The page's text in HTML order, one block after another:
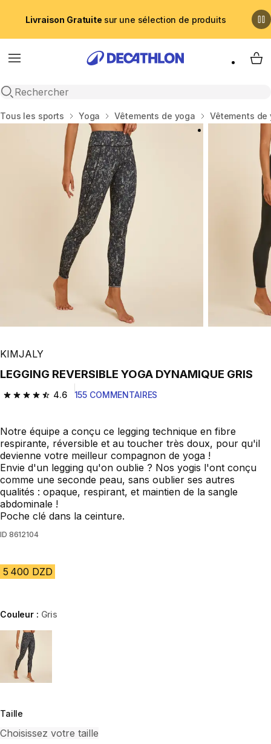
Livraison Gratuite sur une sélection de produits
Menu
Recherche ouverte
My
Accueil
Tous les sports Yoga Vêtements de yoga Vêtements de
KIMJALY
LEGGING REVERSIBLE YOGA DYNAMIQUE GRIS
4.6
4.6 out of 5 stars from 155 reviews
155 COMMENTAIRES
Notre équipe a conçu ce legging technique en fibre
respirante, réversible et au toucher très doux, pour qu'il
devienne votre meilleur compagnon de yoga !
Envie d'un legging qu'on oublie ? Nos yogis l'ont conçu
comme une seconde peau, sans oublier ses autres
qualités : opaque, respirant, et maintien de la sangle
abdominale !
Poche clé dans la ceinture.
ID 8612104
5 400 DZD
Couleur : Gris
Choose a variant
Taille